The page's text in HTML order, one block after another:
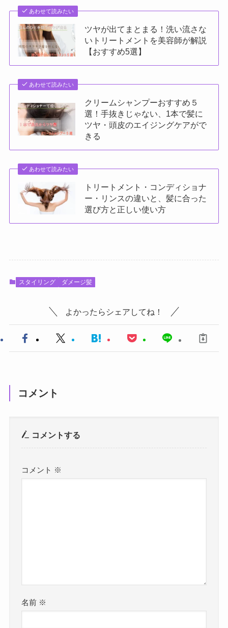
あわせて読みたい
ツヤが出てまとまる！洗い流さな
いトリートメントを美容師が解説
【おすすめ5選】
あわせて読みたい
クリームシャンプーおすすめ５
選！手抜きじゃない、1本で髪に
ツヤ・頭皮のエイジングケアがで
きる
あわせて読みたい
トリートメント・コンディショナ
ー・リンスの違いと、髪に合った
選び方と正しい使い方
スタイリング ダメージ髪
よかったらシェアしてね！
コメント
コメントする
コメント ※
名前 ※